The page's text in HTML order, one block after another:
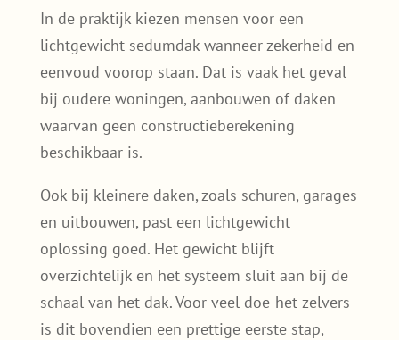
In de praktijk kiezen mensen voor een
lichtgewicht sedumdak wanneer zekerheid en
eenvoud voorop staan. Dat is vaak het geval
bij oudere woningen, aanbouwen of daken
waarvan geen constructieberekening
beschikbaar is.
Ook bij kleinere daken, zoals schuren, garages
en uitbouwen, past een lichtgewicht
oplossing goed. Het gewicht blijft
overzichtelijk en het systeem sluit aan bij de
schaal van het dak. Voor veel doe-het-zelvers
is dit bovendien een prettige eerste stap,